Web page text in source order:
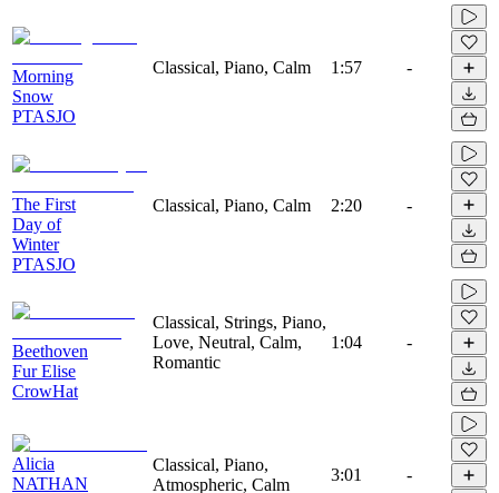
Morning
Snow
PTASJO
Classical, Piano, Calm 1:57 -
The First
Day of
Winter
PTASJO
Classical, Piano, Calm 2:20 -
Beethoven
Fur Elise
CrowHat
Classical, Strings, Piano,
Love, Neutral, Calm,
Romantic
1:04 -
Alicia
NATHAN
Classical, Piano,
Atmospheric, Calm
3:01 -